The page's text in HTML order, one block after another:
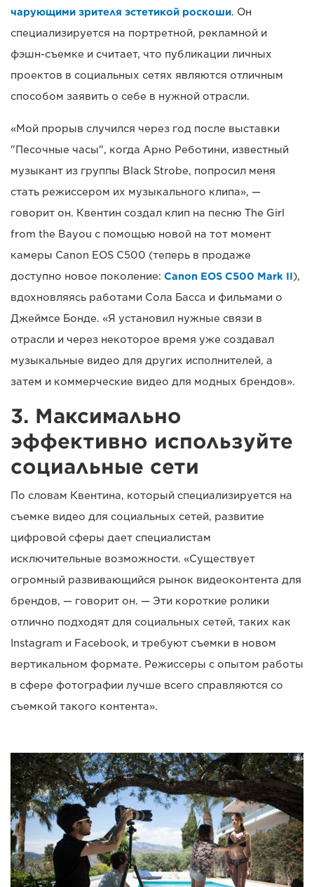
чарующими зрителя эстетикой роскоши. Он
специализируется на портретной, рекламной и
фэшн-съемке и считает, что публикации личных
проектов в социальных сетях являются отличным
способом заявить о себе в нужной отрасли.
«Мой прорыв случился через год после выставки
"Песочные часы", когда Арно Реботини, известный
музыкант из группы Black Strobe, попросил меня
стать режиссером их музыкального клипа», —
говорит он. Квентин создал клип на песню The Girl
from the Bayou с помощью новой на тот момент
камеры Canon EOS C500 (теперь в продаже
доступно новое поколение: Canon EOS C500 Mark II),
вдохновляясь работами Сола Басса и фильмами о
Джеймсе Бонде. «Я установил нужные связи в
отрасли и через некоторое время уже создавал
музыкальные видео для других исполнителей, а
затем и коммерческие видео для модных брендов».
3. Максимально
эффективно используйте
социальные сети
По словам Квентина, который специализируется на
съемке видео для социальных сетей, развитие
цифровой сферы дает специалистам
исключительные возможности. «Существует
огромный развивающийся рынок видеоконтента для
брендов, — говорит он. — Эти короткие ролики
отлично подходят для социальных сетей, таких как
Instagram и Facebook, и требуют съемки в новом
вертикальном формате. Режиссеры с опытом работы
в сфере фотографии лучше всего справляются со
съемкой такого контента».